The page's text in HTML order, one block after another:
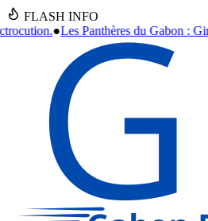
FLASH INFO
: Giresse prône la reconstruction et